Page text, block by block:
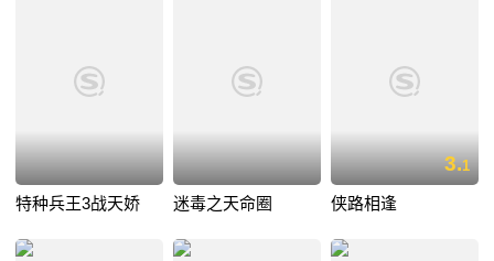
特种兵王3战天娇 迷毒之天命圈
3.1
侠路相逢